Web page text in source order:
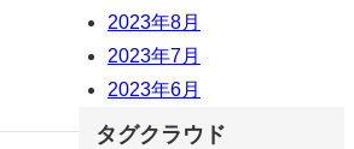
2023年8月
2023年7月
2023年6月
タグクラウド